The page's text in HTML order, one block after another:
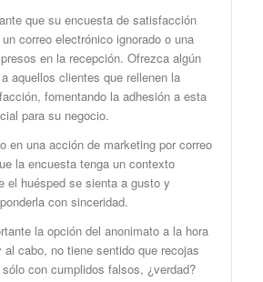
que su encuesta de satisfacción
correo electrónico ignorado o una
en la recepción. Ofrezca algún
aquellos clientes que rellenen la
fomentando la adhesión a esta
para su negocio.
en una acción de marketing por correo
la encuesta tenga un contexto
el huésped se sienta a gusto y
con sinceridad.
la opción del anonimato a la hora
al cabo, no tiene sentido que recojas
con cumplidos falsos, ¿verdad?